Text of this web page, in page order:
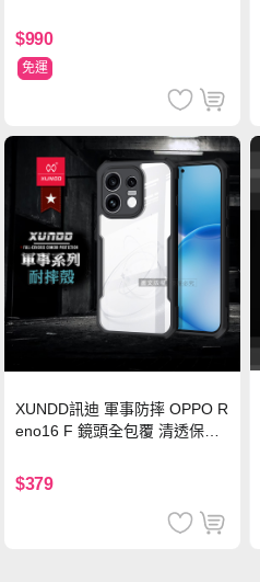
$990
免運
XUNDD訊迪 軍事防摔 OPPO R
eno16 F 鏡頭全包覆 清透保護
$379